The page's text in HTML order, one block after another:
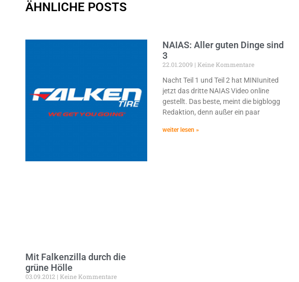
ÄHNLICHE POSTS
Mit Falkenzilla durch die
grüne Hölle
03.09.2012
Keine Kommentare
NAIAS: Aller guten Dinge sind
3
22.01.2009
Keine Kommentare
Nacht Teil 1 und Teil 2 hat MINIunited
jetzt das dritte NAIAS Video online
gestellt. Das beste, meint die bigblogg
Redaktion, denn außer ein paar
weiter lesen »